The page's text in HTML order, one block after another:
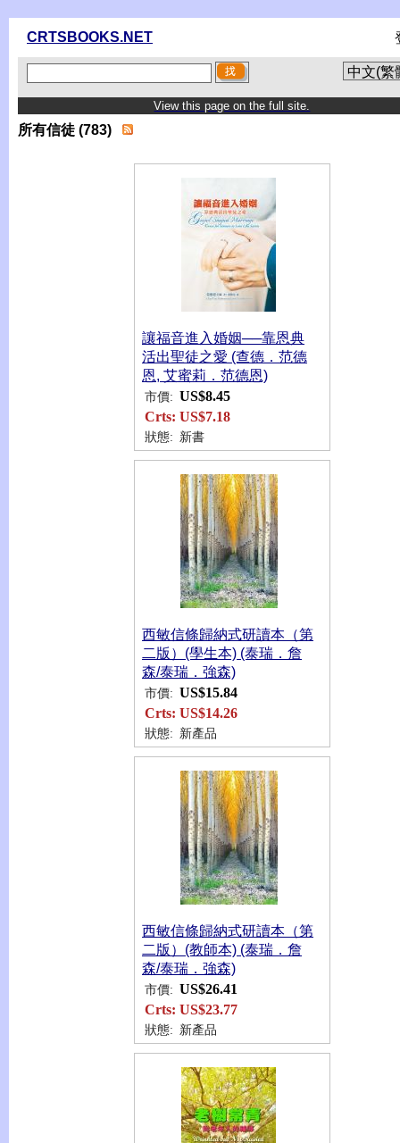
CRTSBOOKS.NET
View this page on the full site.
所有信徒 (783)
讓福音進入婚姻──靠恩典
活出聖徒之愛 (查德．范德
恩, 艾蜜莉．范德恩)
市價: US$8.45
Crts: US$7.18
狀態: 新書
西敏信條歸納式研讀本（第
二版）(學生本) (泰瑞．詹
森/泰瑞．強森)
市價: US$15.84
Crts: US$14.26
狀態: 新產品
西敏信條歸納式研讀本（第
二版）(教師本) (泰瑞．詹
森/泰瑞．強森)
市價: US$26.41
Crts: US$23.77
狀態: 新產品